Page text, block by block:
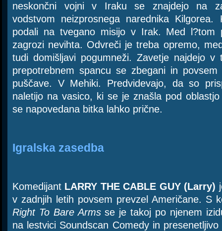
neskončni vojni v Iraku se znajdejo na
vodstvom neizprosnega narednika
podali na tvegano misijo v Irak. Med l?tom
zagrozi nevihta. Odvreči je treba opremo,
tudi domišljavi pogumneži. Zavetje najdejo v
prepotrebnem spancu se zbegani in povsem
puščave. V Mehiki. Predvidevajo, da so
naletijo na vasico, ki se je znašla pod
se napovedana bitka lahko prične.
Igralska zasedba
Komedijant LARRY THE CABLE GUY (Larry)
v zadnjih letih povsem prevzel Američane. S
Right To Bare Armsse je takoj po njenem
na lestvici Soundscan Comedy in